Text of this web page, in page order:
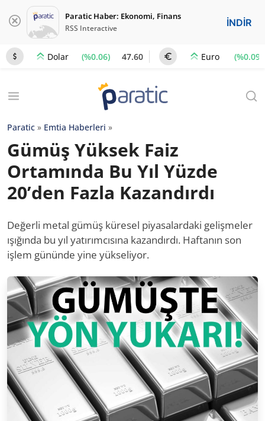
Paratic Haber: Ekonomi, Finans
RSS Interactive İNDİR
Dolar (%0.06) 47.60 Euro (%0.09)
Paratic » Emtia Haberleri »
Gümüş Yüksek Faiz
Ortamında Bu Yıl Yüzde
20’den Fazla Kazandırdı
Değerli metal gümüş küresel piyasalardaki gelişmeler
ışığında bu yıl yatırımcısına kazandırdı. Haftanın son
işlem gününde yine yükseliyor.